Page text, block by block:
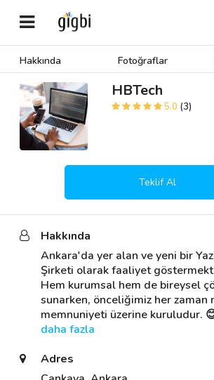
Anasayfa
Giriş Yap
Kayıt Ol
🎈 Biz Kimiz?
Nasıl Çalışır?
Müşteri Değerlendirmeleri
Destek
Hakkında Fotoğraflar
HBTech
5.0 (3)
Teklif Al
Hakkında
Ankara'da yer alan ve yeni bir
Şirketi olarak faaliyet
Hem kurumsal hem de bireysel
sunarken, önceliğimiz her zaman
memnuniyeti üzerine kuruludur.
daha fazla
Adres